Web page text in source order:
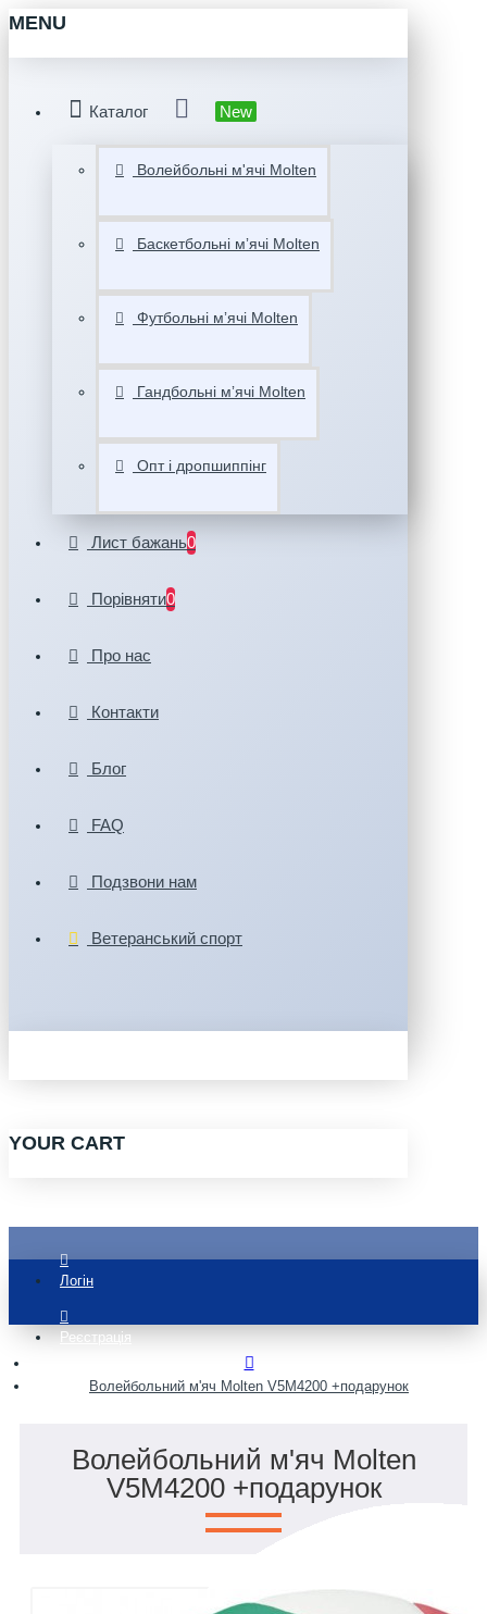
MENU
Каталог New
Волейбольні м'ячі Molten
Баскетбольні мʼячі Molten
Футбольні мʼячі Molten
Гандбольні мʼячі Molten
Опт і дропшиппінг
Лист бажань0
Порівняти0
Про нас
Контакти
Блог
FAQ
Подзвони нам
Ветеранський спорт
YOUR CART
Логін
Реєстрація
Волейбольний м'яч Molten V5M4200 +подарунок
Волейбольний м'яч Molten
V5M4200 +подарунок